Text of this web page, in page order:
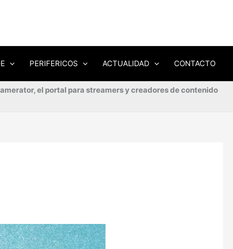
PERIFERICOS ACTUALIDAD CONTACTO
el portal para streamers y creadores de contenido